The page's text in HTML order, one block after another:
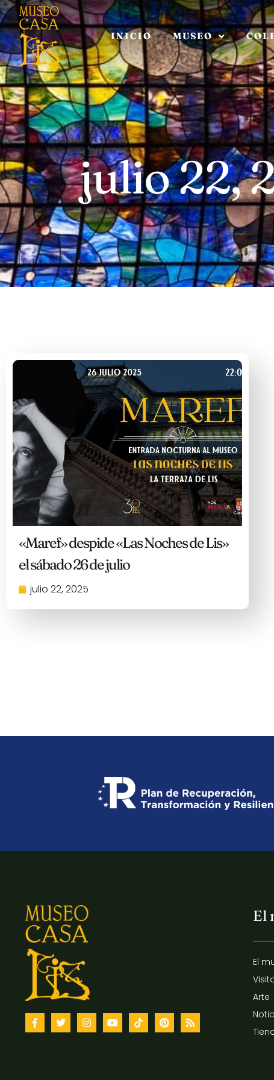
INICIO MUSEO
julio 22,
«Maref» despide «Las Noches de Lis»
el sábado 26 de julio
julio 22, 2025
El
El
Arte